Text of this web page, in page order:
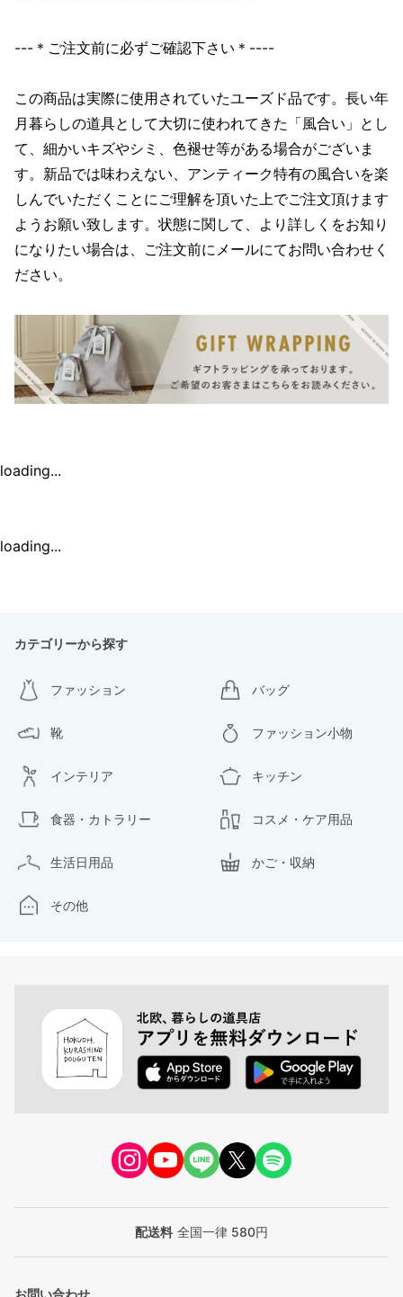
---＊ご注文前に必ずご確認下さい＊----
この商品は実際に使用されていたユーズド品です。長い年
月暮らしの道具として大切に使われてきた「風合い」とし
て、細かいキズやシミ、色褪せ等がある場合がございま
す。新品では味わえない、アンティーク特有の風合いを楽
しんでいただくことにご理解を頂いた上でご注文頂けます
ようお願い致します。状態に関して、より詳しくをお知り
になりたい場合は、ご注文前にメールにてお問い合わせく
ださい。
loading...
loading...
カテゴリーから探す
ファッション バッグ
靴 ファッション小物
インテリア キッチン
食器・カトラリー コスメ・ケア用品
生活日用品 かご・収納
その他
配送料 全国一律 580円
お問い合わせ